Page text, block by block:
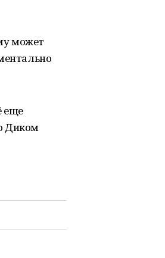
может
еще
Диком